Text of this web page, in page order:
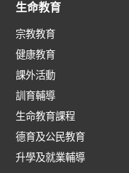
生命教育
宗教教育
健康教育
課外活動
訓育輔導
生命教育課程
德育及公民教育
升學及就業輔導